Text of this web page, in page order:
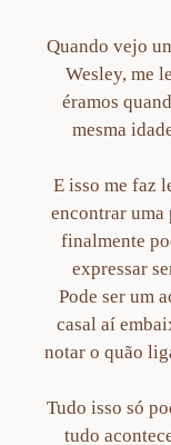
Quando vejo
Wesley, me
éramos
mesma
E isso me faz
encontrar uma
finalmente
expressar
Pode ser um
casal aí
notar o quão
Tudo isso só
tudo